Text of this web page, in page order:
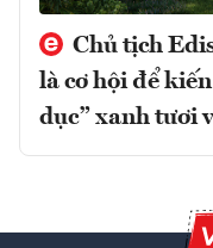
Chủ tịch
là cơ hội để
dục” xanh tươi